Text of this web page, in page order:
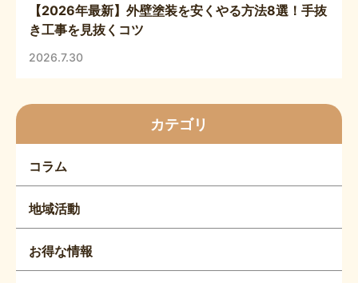
【2026年最新】外壁塗装を安くやる方法8選！手抜
き工事を見抜くコツ
2026.7.30
カテゴリ
コラム
地域活動
お得な情報